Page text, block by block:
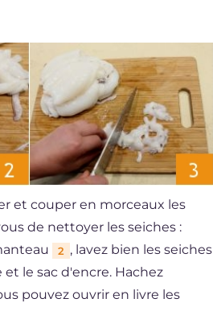
et couper en morceaux les
de nettoyer les seiches :
2 , lavez bien les seiches
le sac d'encre. Hachez
pouvez ouvrir en livre les